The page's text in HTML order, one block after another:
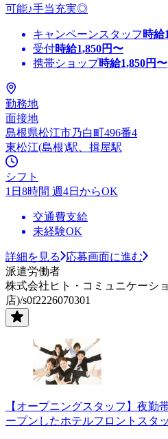
可能♪手当充実◎
キャンペーンスタッフ 時給
受付時給1,850円〜
携帯ショップ時給1,850円〜
勤務地
面接地
島根県松江市乃白町496番4
東松江(島根)駅、揖屋駅
シフト
1日8時間 週4日からOK
交通費支給
未経験OK
詳細を見る
応募画面に進む
派遣労働者
株式会社ヒト・コミュニケーシ
店)/s0f2226070301
【オープニングスタッフ】夜
ープンしたホテルフロントスタ